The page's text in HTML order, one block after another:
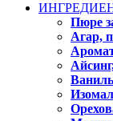
Пюре
Агар,